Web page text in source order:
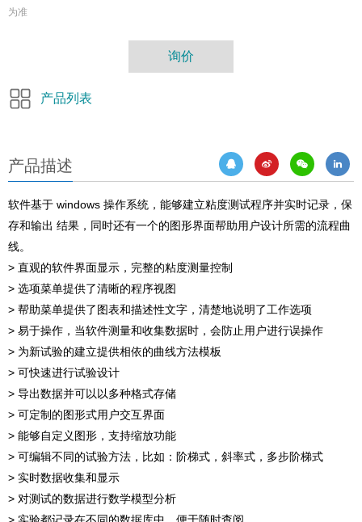
为准
询价
产品列表
产品描述
软件基于 windows 操作系统，能够建立粘度测试程序并实时记录，保
存和输出 结果，同时还有一个的图形界面帮助用户设计所需的流程曲
线。
> 直观的软件界面显示，完整的粘度测量控制
> 选项菜单提供了清晰的程序视图
> 帮助菜单提供了图表和描述性文字，清楚地说明了工作选项
> 易于操作，当软件测量和收集数据时，会防止用户进行误操作
> 为新试验的建立提供相依的曲线方法模板
> 可快速进行试验设计
> 导出数据并可以以多种格式存储
> 可定制的图形式用户交互界面
> 能够自定义图形，支持缩放功能
> 可编辑不同的试验方法，比如：阶梯式，斜率式，多步阶梯式
> 实时数据收集和显示
> 对测试的数据进行数学模型分析